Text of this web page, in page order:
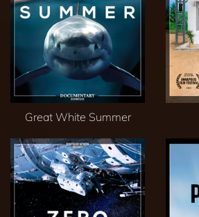
Great White Summer